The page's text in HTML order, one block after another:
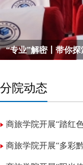
“专业”解密丨带你
分院动态